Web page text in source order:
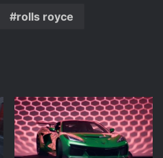
rolls royce